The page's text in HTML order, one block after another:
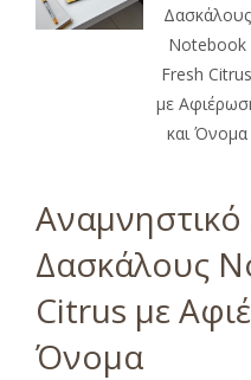
Δασκάλους
Citrus με
Όνομα